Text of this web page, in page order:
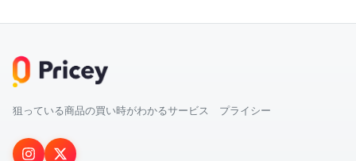
狙っている商品の買い時がわかるサービス プライシー